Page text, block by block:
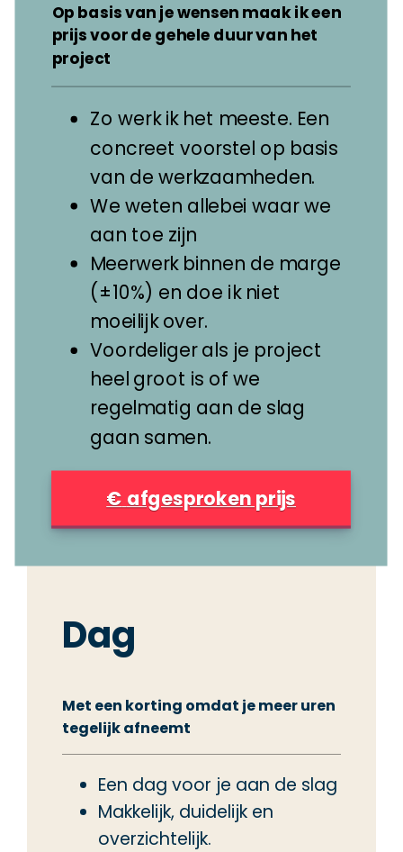
Op basis van je wensen maak ik een
prijs voor de gehele duur van het
project
Zo werk ik het meeste. Een
concreet voorstel op basis
van de werkzaamheden.
We weten allebei waar we
aan toe zijn
Meerwerk binnen de marge
(±10%) en doe ik niet
moeilijk over.
Voordeliger als je project
heel groot is of we
regelmatig aan de slag
gaan samen.
€afgesproken prijs
Dag
Met een korting omdat je meer uren
tegelijk afneemt
Een dag voor je aan de slag
Makkelijk, duidelijk en
overzichtelijk.